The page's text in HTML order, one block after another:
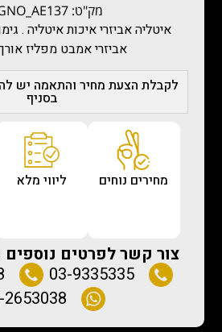
מק"ט: BAGNO_AE137
איטליה אביזרי איכות איטליה .
אביזרי אמבט מפליז אורך 25
לקבלת הצעת מחיר והתאמה יש
בסניף
מחירים נוחים ליווי מלא
צור קשר לפרטים נוספים
03-9335335
2653038